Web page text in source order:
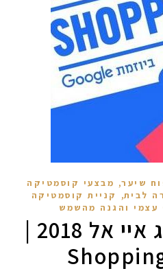
מקדמי הגנה
שיער, מבצעי קוסמטיקה
לבית,
קניית קוסמטיקה
עצמי והגנה מהשמש
מבצעי שופינג איי אל 2018 |